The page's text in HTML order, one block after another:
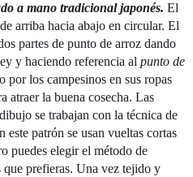
a mano tradicional japonés. El
arriba hacia abajo en circular. El
partes de punto de arroz dando
y haciendo referencia al punto de
por los campesinos en sus ropas
atraer la buena cosecha. Las
se trabajan con la técnica de
patrón se usan vueltas cortas
puedes elegir el método de
que prefieras. Una vez tejido y